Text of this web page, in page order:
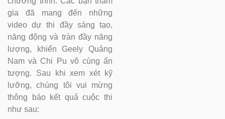
gia đã mang đến những
video dự thi đầy sáng tạo,
năng động và tràn đầy năng
lượng, khiến Geely Quảng
Nam và Chi Pu vô cùng ấn
tượng. Sau khi xem xét kỹ
lưỡng, chúng tôi vui mừng
thông báo kết quả cuộc thi
như sau: